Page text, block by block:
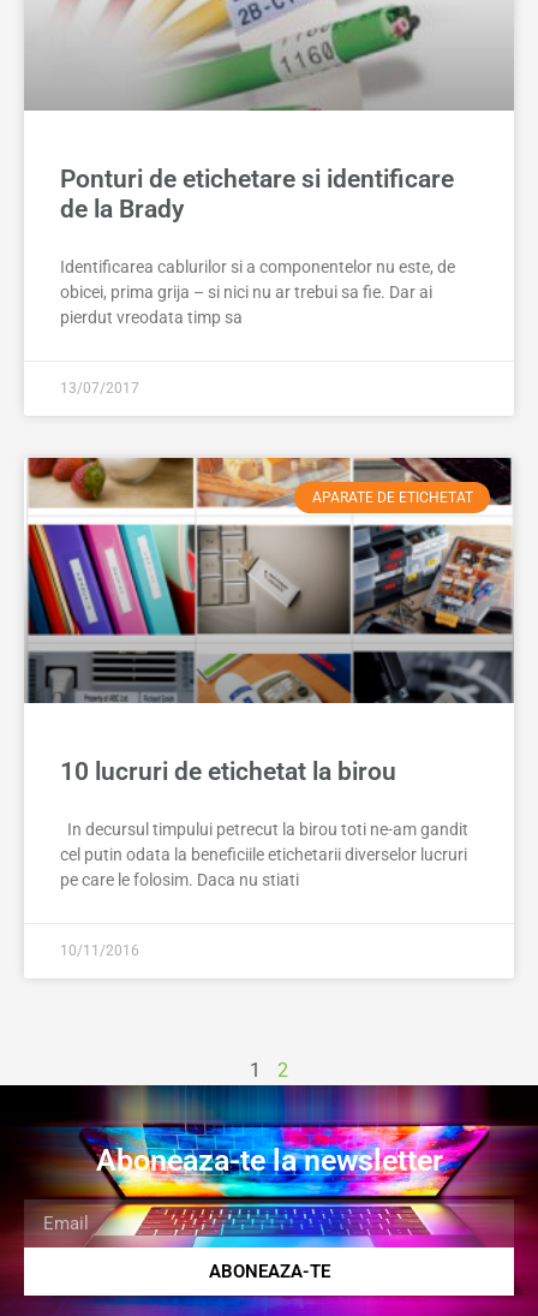
Ponturi de etichetare si identificare
de la Brady
Identificarea cablurilor si a componentelor nu este, de
obicei, prima grija – si nici nu ar trebui sa fie. Dar ai
pierdut vreodata timp sa
13/07/2017
APARATE DE ETICHETAT
10 lucruri de etichetat la birou
In decursul timpului petrecut la birou toti ne-am gandit
cel putin odata la beneficiile etichetarii diverselor lucruri
pe care le folosim. Daca nu stiati
10/11/2016
1 2
Aboneaza-te la newsletter
ABONEAZA-TE